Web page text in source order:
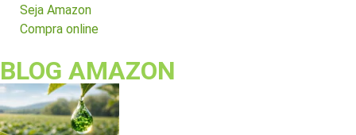
Seja Amazon
Compra online
BLOG AMAZON